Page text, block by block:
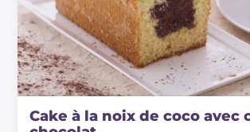
Cake à la noix de coco avec